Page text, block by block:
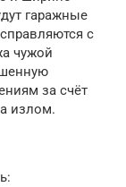
гаражные
с
чужой
за счёт
излом.